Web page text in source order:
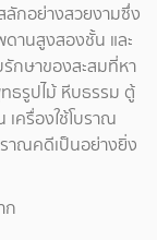
กอย่างสวยงามซึ่ง
ดานสูงสองชั้น และ
กษาของสะสมที่หา
ธรูปไม้ หีบธรรม ตู้
ครื่องใช้โบราณ
าณคดีเป็นอย่างยิ่ง
ก